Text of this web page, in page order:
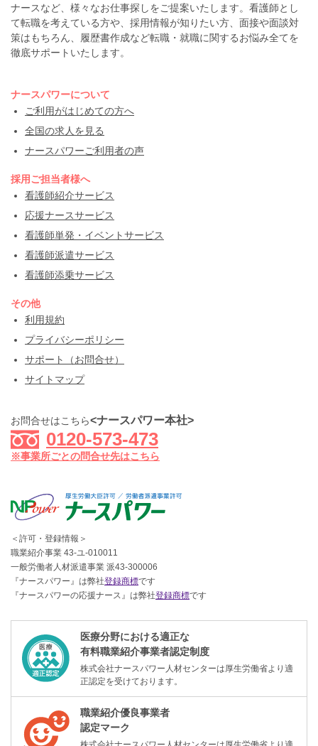
ナースなど、様々なお仕事探しをご提案いたします。看護師とし
て転職を考えている方や、採用情報が知りたい方、面接や面談対
策はもちろん、履歴書作成など転職・就職に関するお悩み全てを
徹底サポートいたします。
ナースパワーについて
ご利用がはじめての方へ
全国の求人を見る
ナースパワーご利用者の声
採用ご担当者様へ
看護師紹介サービス
応援ナースサービス
看護師単発・イベントサービス
看護師派遣サービス
看護師添乗サービス
その他
利用規約
プライバシーポリシー
サポート（お問合せ）
サイトマップ
お問合せはこちら<ナースパワー本社>
0120-573-473
※事業所ごとの問合せ先はこちら
＜許可・登録情報＞
職業紹介事業 43-ユ-010011
一般労働者人材派遣事業 派43-300006
『ナースパワー』は弊社登録商標です
『ナースパワーの応援ナース』は弊社登録商標です
医療分野における適正な
有料職業紹介事業者認定制度
株式会社ナースパワー人材センターは厚生労働省より適
正認定を受けております。
職業紹介優良事業者
認定マーク